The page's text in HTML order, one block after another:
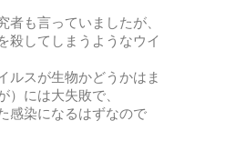
者も言っていましたが、
殺してしまうようなウイ
ルスが生物かどうかはま
）には大失敗で、
感染になるはずなので